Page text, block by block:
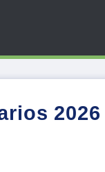
2026